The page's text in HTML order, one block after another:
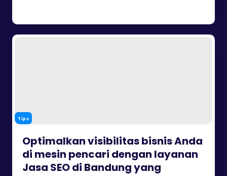
Tips
Optimalkan visibilitas bisnis Anda
di mesin pencari dengan layanan
Jasa SEO di Bandung yang